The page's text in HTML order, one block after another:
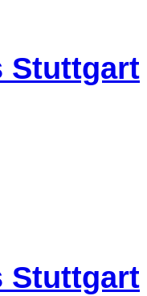
Stuttgart
Stuttgart